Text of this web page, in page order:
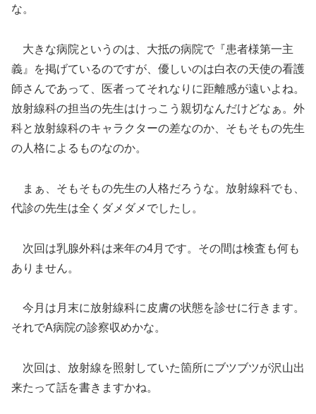
な。
大きな病院というのは、大抵の病院で『患者様第一主
義』を掲げているのですが、優しいのは白衣の天使の看護
師さんであって、医者ってそれなりに距離感が遠いよね。
放射線科の担当の先生はけっこう親切なんだけどなぁ。外
科と放射線科のキャラクターの差なのか、そもそもの先生
の人格によるものなのか。
まぁ、そもそもの先生の人格だろうな。放射線科でも、
代診の先生は全くダメダメでしたし。
次回は乳腺外科は来年の4月です。その間は検査も何も
ありません。
今月は月末に放射線科に皮膚の状態を診せに行きます。
それでA病院の診察収めかな。
次回は、放射線を照射していた箇所にブツブツが沢山出
来たって話を書きますかね。